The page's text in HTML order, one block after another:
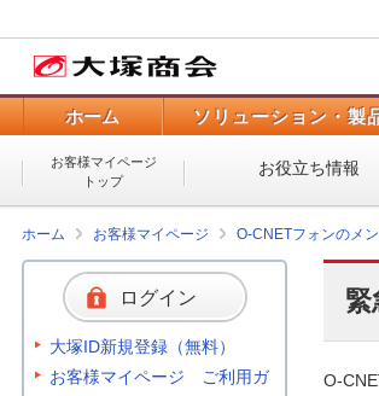
ホーム ソリューション・製
お客様マイページ
トップ
お役立ち情報
ホーム お客様マイページ O-CNETフォンのメ
O-
ログイン
大塚ID新規登録（無料）
お客様マイページ ご利用ガ